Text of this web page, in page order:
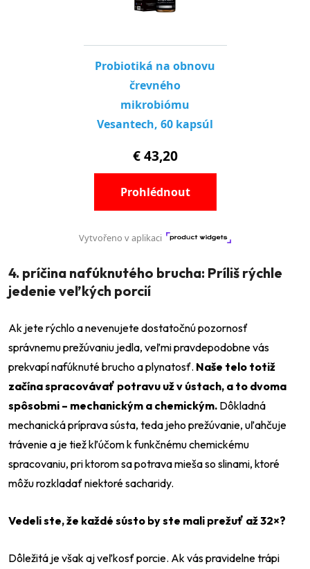
4. príčina nafúknutého brucha: Príliš rýchle
jedenie veľkých porcií
Ak jete rýchlo a nevenujete dostatočnú pozornosť
správnemu prežúvaniu jedla, veľmi pravdepodobne vás
prekvapí nafúknuté brucho a plynatosť. Naše telo totiž
začína spracovávať potravu už v ústach, a to dvoma
spôsobmi –⁠ mechanickým a chemickým. Dôkladná
mechanická príprava sústa, teda jeho prežúvanie, uľahčuje
trávenie a je tiež kľúčom k funkčnému chemickému
spracovaniu, pri ktorom sa potrava mieša so slinami, ktoré
môžu rozkladať niektoré sacharidy.
Vedeli ste, že každé sústo by ste mali prežuť až 32×?
Dôležitá je však aj veľkosť porcie. Ak vás pravidelne trápi